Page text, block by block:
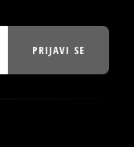
PRIJAVI SE